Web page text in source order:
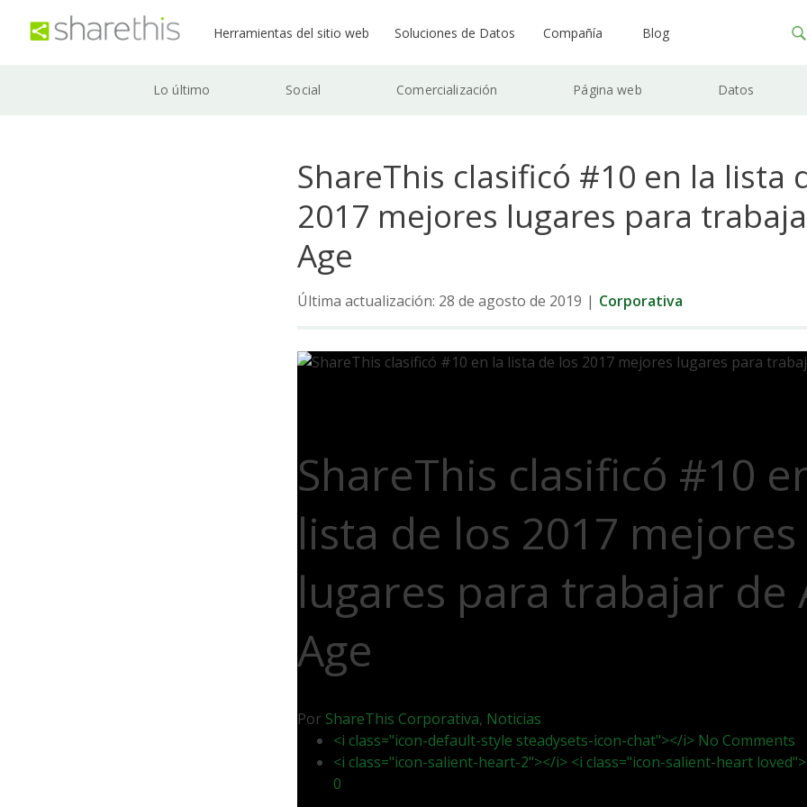
Herramientas del sitio web Soluciones de Datos Compañía Blog
Lo último Social Comercialización Página web Datos
ShareThis clasificó #10 en la lista
2017 mejores lugares para
Age
Última actualización: 28 de agosto de 2019 | Corporativa
ShareThis clasificó #10
lista de los 2017 mejores
lugares para trabajar de
Age
Por ShareThis Corporativa, Noticias
<i class="icon-default-style steadysets-icon-chat"></i> No Comments
<i class="icon-salient-heart-2"></i> <i class="icon-salient-heart
0